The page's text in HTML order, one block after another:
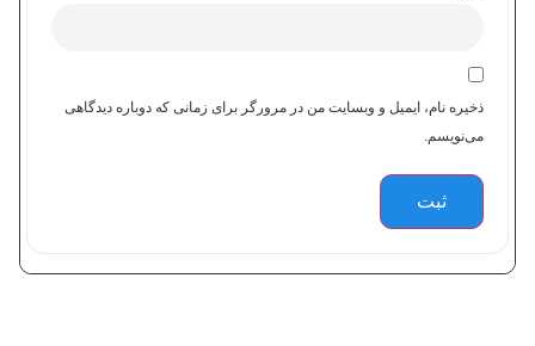
ذخیره نام، ایمیل و وبسایت من در مرورگر برای زمانی که دوباره دیدگاهی
می‌نویسم.